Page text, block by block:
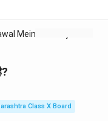
Mein Darshaye ...
Class X Board